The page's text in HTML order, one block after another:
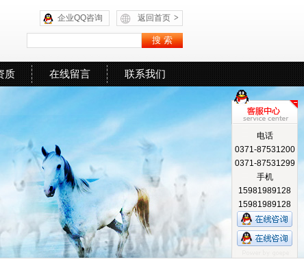
返回首页 >
企业QQ咨询
质 在线留言 联系我们
电话
0371-87531200
0371-87531299
手机
15981989128
15981989128